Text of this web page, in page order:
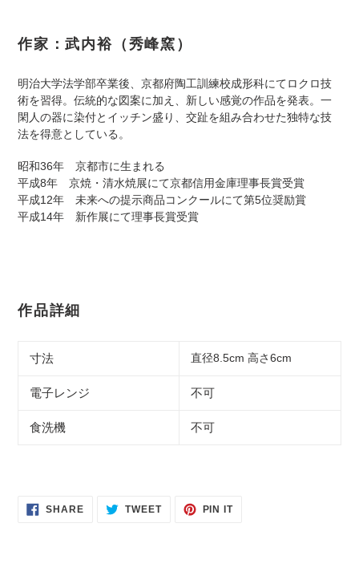
作家：武内裕（秀峰窯）
明治大学法学部卒業後、京都府陶工訓練校成形科にてロクロ技
術を習得。伝統的な図案に加え、新しい感覚の作品を発表。一
閑人の器に染付とイッチン盛り、交趾を組み合わせた独特な技
法を得意としている。
昭和36年 京都市に生まれる
平成8年 京焼・清水焼展にて京都信用金庫理事長賞受賞
平成12年 未来への提示商品コンクールにて第5位奨励賞
平成14年 新作展にて理事長賞受賞
作品詳細
寸法 直径8.5cm 高さ6cm
電子レンジ 不可
食洗機 不可
SHARESHARE
ON
TWEETTWEET PIN ITPIN